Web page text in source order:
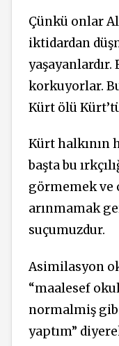
Çünkü onlar
iktidardan
yaşayanlardır.
korkuyorlar.
Kürt ölü
Kürt halkının
başta bu
görmemek
arınmamak
suçumuzdur.
Asimilasyon
“maalesef
normalmiş
yaptım”